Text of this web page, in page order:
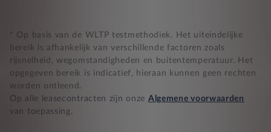
* Op basis van de WLTP testmethodiek. Het uiteindelijke
bereik is afhankelijk van verschillende factoren zoals
rijsnelheid, wegomstandigheden en buitentemperatuur. Het
opgegeven bereik is indicatief, hieraan kunnen geen rechten
worden ontleend.
Op alle leasecontracten zijn onze Algemene voorwaarden
van toepassing.